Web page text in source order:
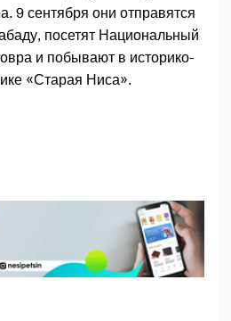
9 сентября они отправятся
посетят Национальный
и побывают в историко-
«Старая Ниса».